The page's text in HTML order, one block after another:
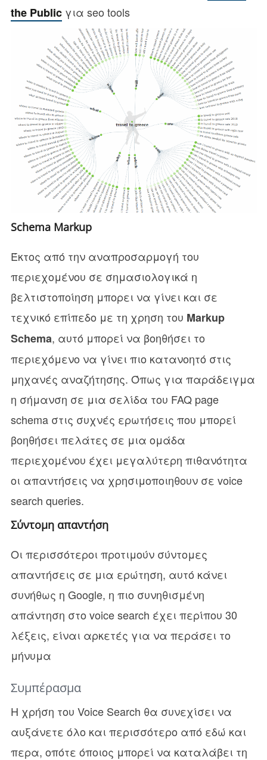
the Publicγια seo tools
Schema Markup
Έκτος από την αναπροσαρμογή του
περιεχομένου σε σημασιολογικά η
βελτιστοποίηση μπορει να γίνει και σε
τεχνικό επίπεδο με τη χρηση του Markup
Schema, αυτό μπορεί να βοηθήσει το
περιεχόμενο να γίνει πιο κατανοητό στις
μηχανές αναζήτησης. Όπως για παράδειγμα
η σήμανση σε μια σελίδα του FAQ page
schema στις συχνές ερωτήσεις που μπορεί
βοηθήσει πελάτες σε μια ομάδα
περιεχομένου έχει μεγαλύτερη πιθανότητα
οι απαντήσεις να χρησιμοποιηθουν σε voice
search queries.
Σύντομη απαντήση
Οι περισσότεροι προτιμούν σύντομες
απαντήσεις σε μια ερώτηση, αυτό κάνει
συνήθως η Google, η πιο συνηθισμένη
απάντηση στο voice search έχει περίπου 30
λέξεις, είναι αρκετές για να περάσει το
μήνυμα
Συμπέρασμα
Η χρήση του Voice Search θα συνεχίσει να
αυξάνετε όλο και περισσότερο από εδώ και
περα, οπότε όποιος μπορεί να καταλάβει τη